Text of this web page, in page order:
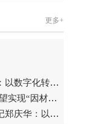
更多+
江南大学党委常委、副校长李兆丰：以数字化转型打造智慧育人新生态
美著名作家凯文·凯利：人工智能有望实现“因材施教”
中国工程院院士、同济大学党委书记郑庆华：以人工智能赋能教育强国建设...